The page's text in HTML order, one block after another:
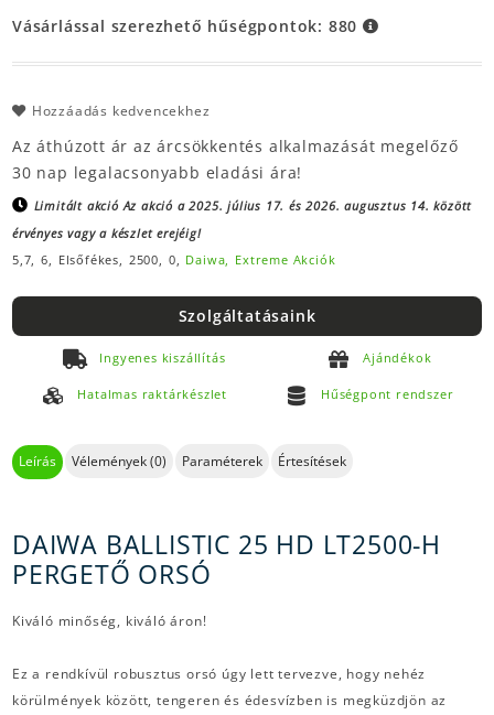
Vásárlással szerezhető hűségpontok: 880
Hozzáadás kedvencekhez
Az áthúzott ár az árcsökkentés alkalmazását megelőző
30 nap legalacsonyabb eladási ára!
Limitált akcióAz akció a 2025. július 17. és 2026. augusztus 14. között
érvényes vagy a készlet erejéig!
5,7, 6, Elsőfékes, 2500, 0, Daiwa, Extreme Akciók
Szolgáltatásaink
Ingyenes kiszállítás Ajándékok
Hatalmas raktárkészlet Hűségpont rendszer
Leírás Vélemények (0) Paraméterek Értesítések
DAIWA BALLISTIC 25 HD LT2500-H
PERGETŐ ORSÓ
Kiváló minőség, kiváló áron!
Ez a rendkívül robusztus orsó úgy lett tervezve, hogy nehéz
körülmények között, tengeren és édesvízben is megküzdjön az